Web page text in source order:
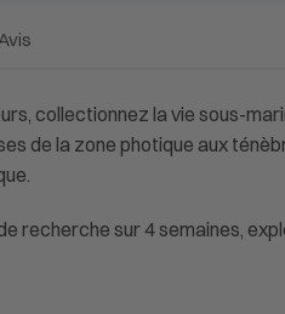
collectionnez la vie sous-
de la zone photique aux
recherche sur 4 semaines,